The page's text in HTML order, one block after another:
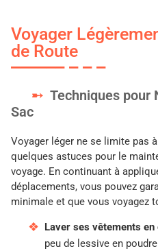
Voyager
de Route
Techniques pour
Sac
Voyager léger ne se limite pas
quelques astuces pour le
voyage. En continuant à
déplacements, vous pouvez
minimale et que vous voyagez
Laver ses vêtements
peu de lessive en